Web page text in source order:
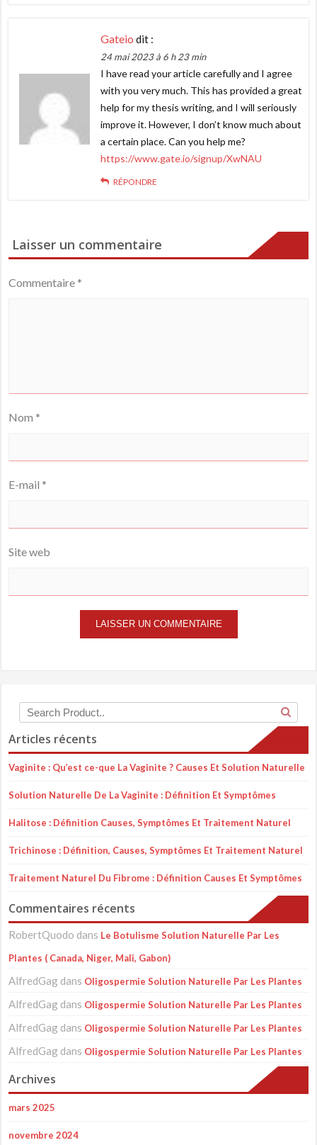
Gateio dit :
24 mai 2023 à 6 h 23 min
I have read your article carefully and I agree
with you very much. This has provided a great
help for my thesis writing, and I will seriously
improve it. However, I don’t know much about
a certain place. Can you help me?
https://www.gate.io/signup/XwNAU
RÉPONDRE
Laisser un commentaire
Commentaire *
Nom *
E-mail *
Site web
Articles récents
Vaginite : Qu’est ce-que La Vaginite ? Causes Et Solution Naturelle
Solution Naturelle De La Vaginite : Définition Et Symptômes
Halitose : Définition Causes, Symptômes Et Traitement Naturel
Trichinose : Définition, Causes, Symptômes Et Traitement Naturel
Traitement Naturel Du Fibrome : Définition Causes Et Symptômes
Commentaires récents
RobertQuodo dans Le Botulisme Solution Naturelle Par Les
Plantes ( Canada, Niger, Mali, Gabon)
AlfredGag dans Oligospermie Solution Naturelle Par Les Plantes
AlfredGag dans Oligospermie Solution Naturelle Par Les Plantes
AlfredGag dans Oligospermie Solution Naturelle Par Les Plantes
AlfredGag dans Oligospermie Solution Naturelle Par Les Plantes
Archives
mars 2025
novembre 2024